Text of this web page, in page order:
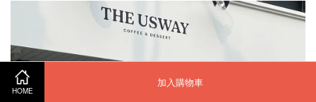
HOME
加入購物車